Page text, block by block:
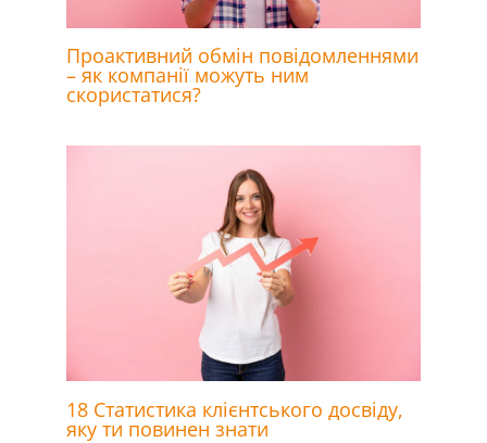
Проактивний обмін повідомленнями
– як компанії можуть ним
скористатися?
18 Статистика клієнтського досвіду,
яку ти повинен знати